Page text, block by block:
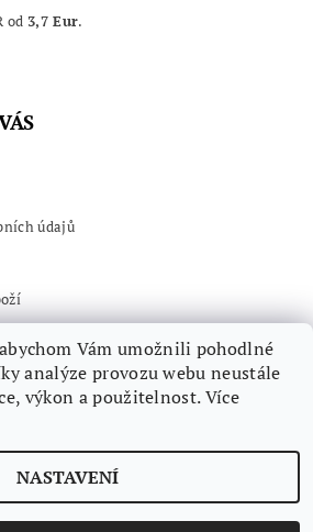
od 3,7 Eur.
údajů
Vám umožnili pohodlné
analýze provozu webu neustále
výkon a použitelnost. Více
NASTAVENÍ